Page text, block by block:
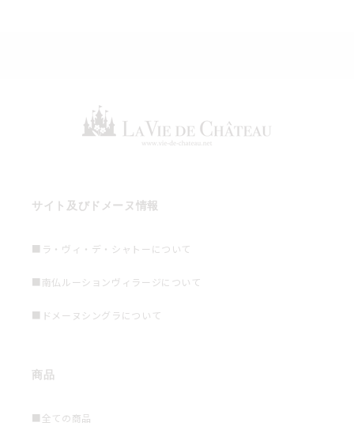
サイト及びドメーヌ情報
■ラ・ヴィ・デ・シャトーについて
■南仏ルーションヴィラージについて
■ドメーヌシングラについて
商品
■全ての商品